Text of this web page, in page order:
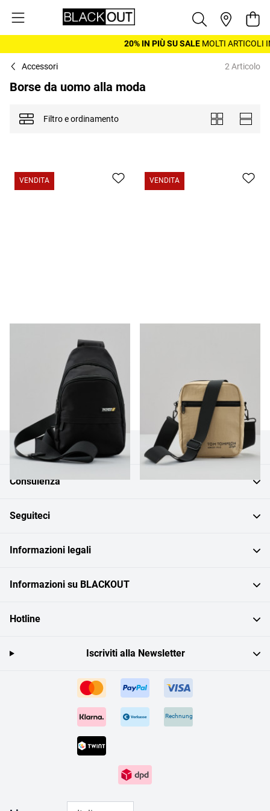
20% IN PIÙ SU SALEMOLTI ARTICOLI
Accessori 2 Articolo
Borse da uomo alla moda
Filtro e ordinamento
Mostra come
PiastrelleElenco
VENDITA VENDITA
Servizio clienti
Consulenza
Seguiteci
Informazioni legali
Informazioni su BLACKOUT
Hotline
Rechnung
Iscriviti alla Newsletter